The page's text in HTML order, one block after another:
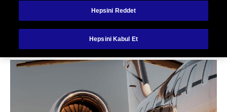
Güvenli Dönüş
Planı
Hepsini Reddet
Hepsini Kabul Et